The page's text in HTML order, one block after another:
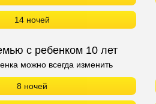
14 ночей
с ребенком 10 лет
можно всегда изменить
8 ночей